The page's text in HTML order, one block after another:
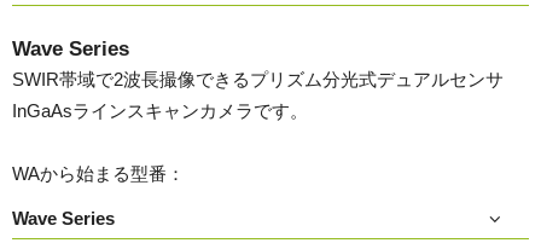
Wave Series
SWIR帯域で2波長撮像できるプリズム分光式デュアルセンサ
InGaAsラインスキャンカメラです。
WAから始まる型番：
Wave Series